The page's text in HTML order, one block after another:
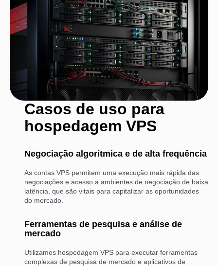
Casos de uso para
hospedagem VPS
Negociação algorítmica e de alta frequência
As contas VPS permitem uma execução mais rápida das
negociações e acesso a ambientes de negociação de baixa
latência, que são vitais para capitalizar as oportunidades
do mercado.
Ferramentas de pesquisa e análise de
mercado
Utilizamos hospedagem VPS para executar ferramentas
complexas de pesquisa de mercado e aplicativos de